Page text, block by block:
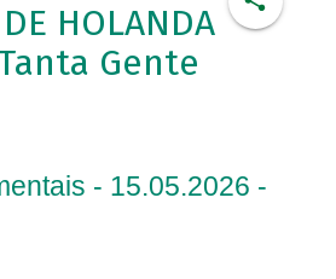
HOLANDA
Gente
- 15.05.2026 -